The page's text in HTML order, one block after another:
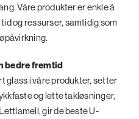
Våre produkter er enkle å
og ressurser, samtidig som
bedre fremtid
glass i våre produkter, setter
og lette takløsninger,
gir de beste U-